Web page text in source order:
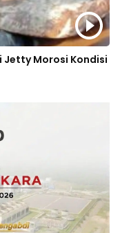
Jetty Morosi Kondisi